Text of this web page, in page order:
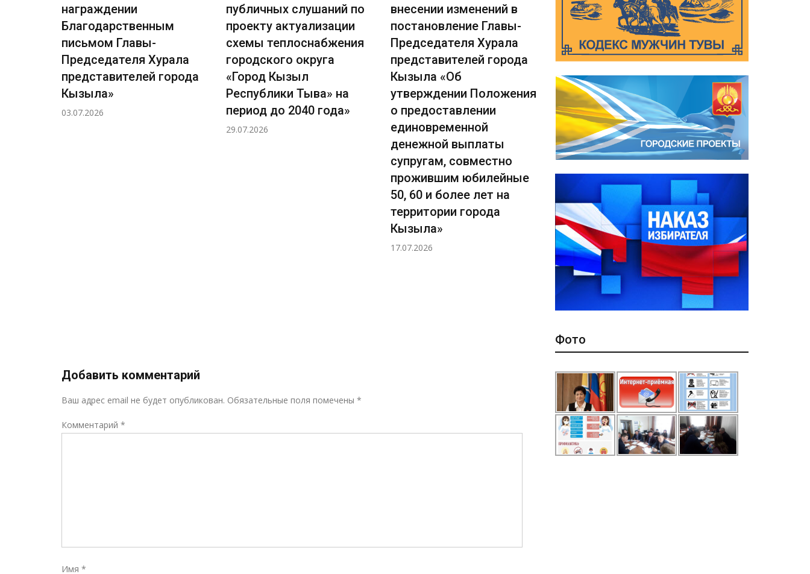
награждении
Благодарственным
письмом Главы-
Председателя Хурала
представителей города
Кызыла»
03.07.2026
публичных слушаний по
проекту актуализации
схемы теплоснабжения
городского округа
«Город Кызыл
Республики Тыва» на
период до 2040 года»
29.07.2026
внесении изменений в
постановление Главы-
Председателя Хурала
представителей города
Кызыла «Об
утверждении Положения
о предоставлении
единовременной
денежной выплаты
супругам, совместно
прожившим юбилейные
50, 60 и более лет на
территории города
Кызыла»
17.07.2026
заседания внеочередной
сессии Хурала
представителей города
Кызыла шестого
созыва»
13.07.2026
Добавить комментарий
Ваш адрес email не будет опубликован. Обязательные поля помечены *
Комментарий *
Имя *
*
Фото